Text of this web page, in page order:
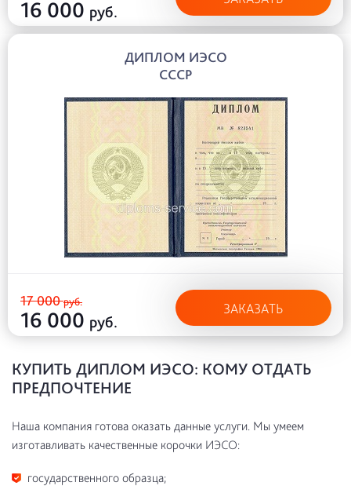
16 000 руб.
ДИПЛОМ ИЭСО
СССР
17 000руб.
16 000 руб.
ЗАКАЗАТЬ
КУПИТЬ ДИПЛОМ ИЭСО: КОМУ ОТДАТЬ
ПРЕДПОЧТЕНИЕ
Наша компания готова оказать данные услуги. Мы умеем
изготавливать качественные корочки ИЭСО:
государственного образца;